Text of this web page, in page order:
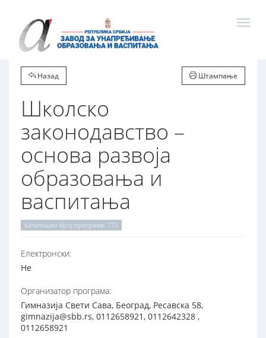
Назад Штампање
Школско
законодавство –
основа развоја
образовања и
васпитања
Каталошки број програма: 773
Електронски:
Не
Организатор програма:
Гимназија Свети Сава, Београд, Ресавска 58,
gimnazija@sbb.rs, 0112658921, 0112642328 ,
0112658921